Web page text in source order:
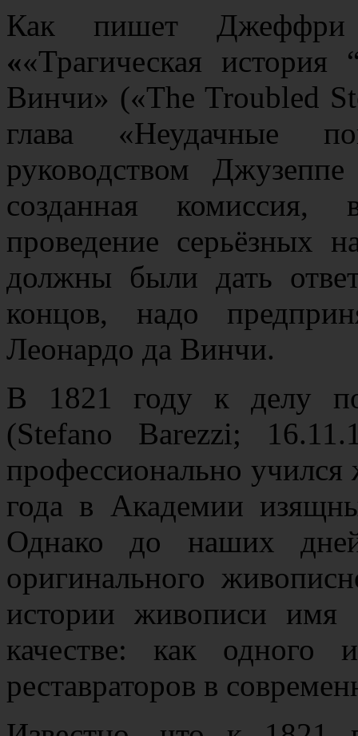
Как пишет
««Трагическая
Винчи» («The Troubled
глава «Неудачные
руководством
созданная
проведение серьёзных
должны были дать
концов, надо
Леонардо да Винчи.
В 1821 году к делу
(Stefano Barezzi;
профессионально
года в Академии
Однако до наших
оригинального
истории живописи имя
качестве: как одного
реставраторов в